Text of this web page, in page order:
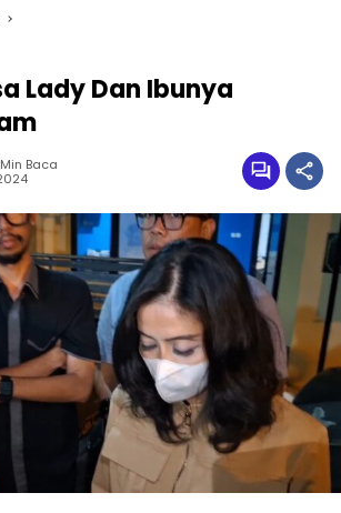
Lady Dan Ibunya
Baca